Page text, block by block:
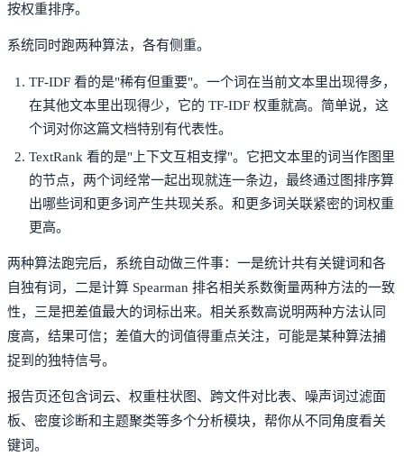
按权重排序。
系统同时跑两种算法，各有侧重。
TF-IDF 看的是"稀有但重要"。一个词在当前文本里出现得多，
在其他文本里出现得少，它的 TF-IDF 权重就高。简单说，这
个词对你这篇文档特别有代表性。
TextRank 看的是"上下文互相支撑"。它把文本里的词当作图里
的节点，两个词经常一起出现就连一条边，最终通过图排序算
出哪些词和更多词产生共现关系。和更多词关联紧密的词权重
更高。
两种算法跑完后，系统自动做三件事：一是统计共有关键词和各
自独有词，二是计算 Spearman 排名相关系数衡量两种方法的一致
性，三是把差值最大的词标出来。相关系数高说明两种方法认同
度高，结果可信；差值大的词值得重点关注，可能是某种算法捕
捉到的独特信号。
报告页还包含词云、权重柱状图、跨文件对比表、噪声词过滤面
板、密度诊断和主题聚类等多个分析模块，帮你从不同角度看关
键词。